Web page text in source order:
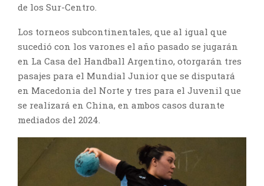
de los Sur-Centro.
Los torneos subcontinentales, que al igual que
sucedió con los varones el año pasado se jugarán
en La Casa del Handball Argentino, otorgarán tres
pasajes para el Mundial Junior que se disputará
en Macedonia del Norte y tres para el Juvenil que
se realizará en China, en ambos casos durante
mediados del 2024.